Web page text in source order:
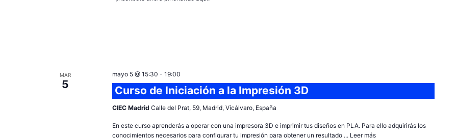
MAR
5
mayo 5 @ 15:30 - 19:00
Curso de Iniciación a la Impresión 3D
CIEC Madrid Calle del Prat, 59, Madrid, Vicálvaro, España
En este curso aprenderás a operar con una impresora 3D e imprimir tus diseños en PLA. Para ello adquirirás los
conocimientos necesarios para configurar tu impresión para obtener un resultado ... Leer más